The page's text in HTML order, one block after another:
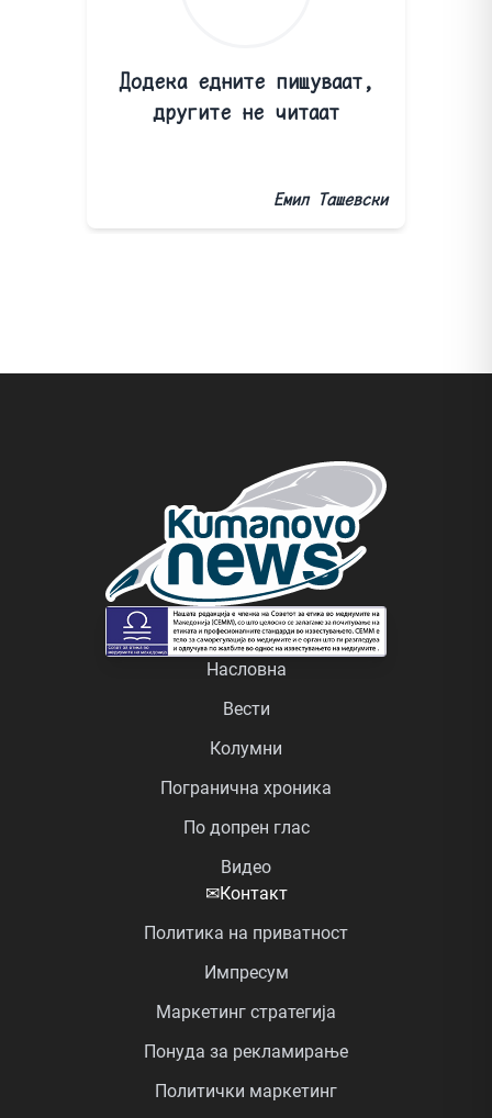
Додека едните пишуваат,
другите не читаат
Емил Ташевски
Насловна
Вести
Колумни
Погранична хроника
По допрен глас
Видео
✉Контакт
Политика на приватност
Импресум
Маркетинг стратегија
Понуда за рекламирање
Политички маркетинг